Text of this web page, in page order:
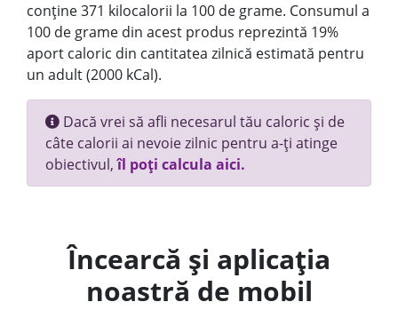
conține 371 kilocalorii la 100 de grame. Consumul a
100 de grame din acest produs reprezintă 19%
aport caloric din cantitatea zilnică estimată pentru
un adult (2000 kCal).
Dacă vrei să afli necesarul tău caloric și de
câte calorii ai nevoie zilnic pentru a-ți atinge
obiectivul,îl poți calcula aici.
Încearcă și aplicația
noastră de mobil